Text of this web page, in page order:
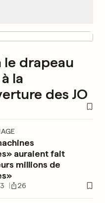
drapeau
la
des JO
auraient fait
millions de
26